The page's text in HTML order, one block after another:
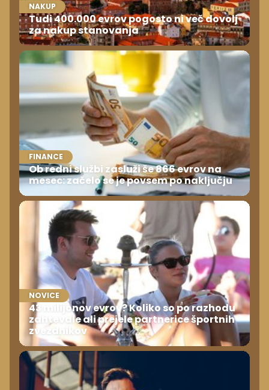
NAKUP
Tudi 400.000 evrov pogosto ni več dovolj
za nakup stanovanja
FINANCE
Ob redni službi zasluži še 866 evrov na
mesec: začelo se je povsem po naključju
NOVICE
43 milijonov evrov? Koliko so po razhodu
zahtevale ali prejele partnerice športnih
zvezdnikov